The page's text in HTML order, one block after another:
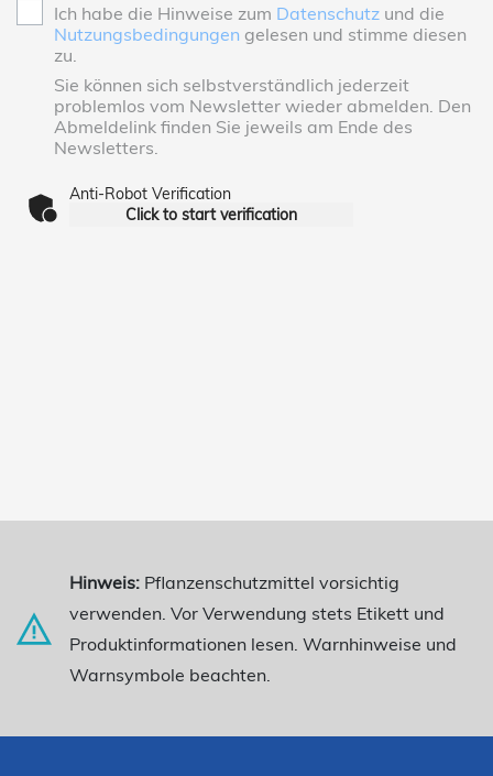
Ich habe die Hinweise zum Datenschutz und die
Nutzungsbedingungen gelesen und stimme diesen
zu.
Sie können sich selbstverständlich jederzeit
problemlos vom Newsletter wieder abmelden. Den
Abmeldelink finden Sie jeweils am Ende des
Newsletters.
Anti-Robot Verification
Click to start verification
Hinweis: Pflanzenschutzmittel vorsichtig
verwenden. Vor Verwendung stets Etikett und
Produktinformationen lesen. Warnhinweise und
Warnsymbole beachten.